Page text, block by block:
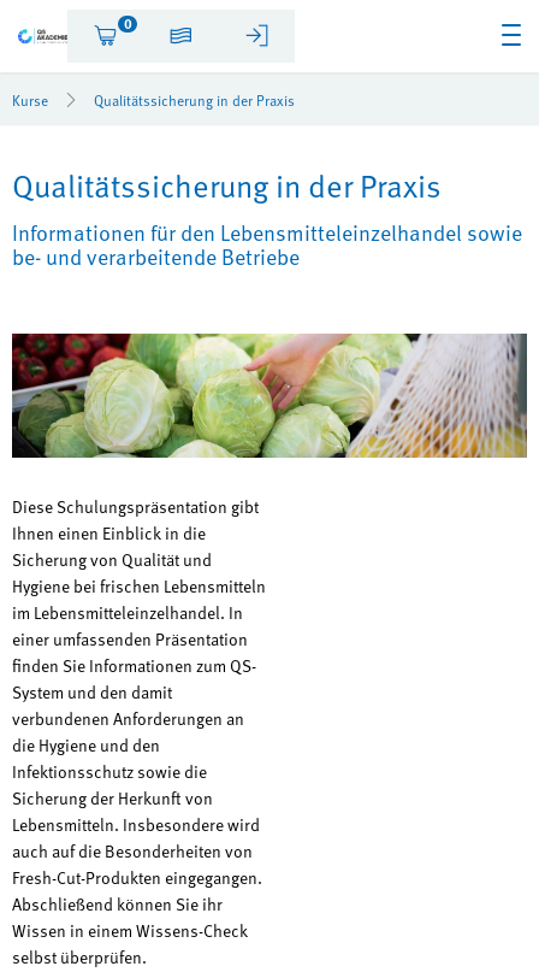
0
Kurse Qualitätssicherung in der Praxis
Qualitätssicherung in der Praxis
Informationen für den Lebensmitteleinzelhandel sowie
be- und verarbeitende Betriebe
Diese Schulungspräsentation gibt
Ihnen einen Einblick in die
Sicherung von Qualität und
Hygiene bei frischen Lebensmitteln
im Lebensmitteleinzelhandel. In
einer umfassenden Präsentation
finden Sie Informationen zum QS-
System und den damit
verbundenen Anforderungen an
die Hygiene und den
Infektionsschutz sowie die
Sicherung der Herkunft von
Lebensmitteln. Insbesondere wird
auch auf die Besonderheiten von
Fresh-Cut-Produkten eingegangen.
Abschließend können Sie ihr
Wissen in einem Wissens-Check
selbst überprüfen.